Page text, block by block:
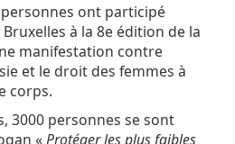
ont participé
à la 8e édition de la
manifestation contre
et le droit des femmes à
corps.
3000 personnes se sont
«Protéger les plus faibles